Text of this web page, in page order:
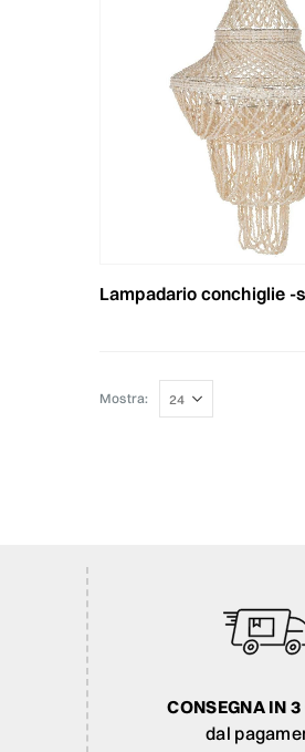
lampadario conchiglie -smell shell-
Mostra:
CONSEGNA IN 3
dal